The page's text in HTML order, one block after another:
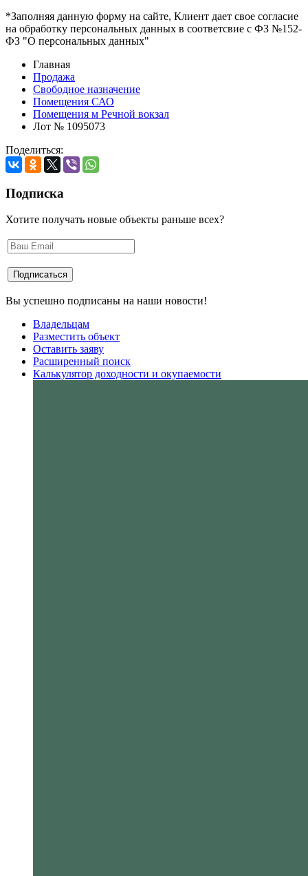
*Заполняя данную форму на сайте, Клиент дает свое согласие
на обработку персональных данных в соответсвие с ФЗ №152-
ФЗ "О персональных данных"
Главная
Продажа
Свободное назначение
Помещения САО
Помещения м Речной вокзал
Лот № 1095073
Поделиться:
Подписка
Хотите получать новые объекты раньше всех?
Вы успешно подписаны на наши новости!
Владельцам
Разместить объект
Оставить заяву
Расширенный поиск
Калькулятор доходности и окупаемости